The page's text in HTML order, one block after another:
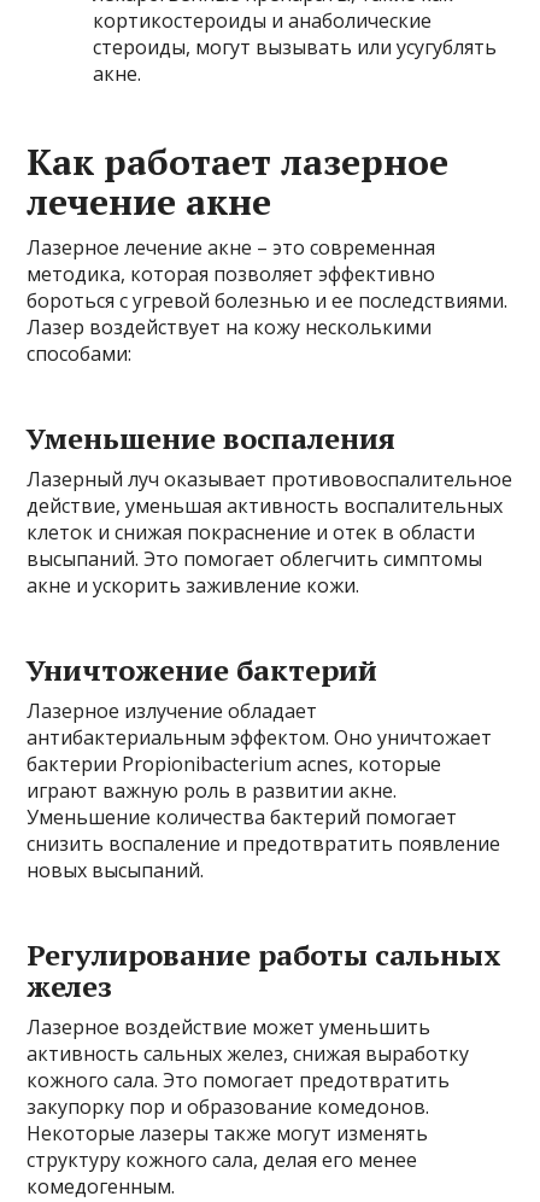
кортикостероиды и анаболические
стероиды, могут вызывать или усугублять
акне.
Как работает лазерное
лечение акне
Лазерное лечение акне – это современная
методика, которая позволяет эффективно
бороться с угревой болезнью и ее последствиями.
Лазер воздействует на кожу несколькими
способами:
Уменьшение воспаления
Лазерный луч оказывает противовоспалительное
действие, уменьшая активность воспалительных
клеток и снижая покраснение и отек в области
высыпаний. Это помогает облегчить симптомы
акне и ускорить заживление кожи.
Уничтожение бактерий
Лазерное излучение обладает
антибактериальным эффектом. Оно уничтожает
бактерии Propionibacterium acnes, которые
играют важную роль в развитии акне.
Уменьшение количества бактерий помогает
снизить воспаление и предотвратить появление
новых высыпаний.
Регулирование работы сальных
желез
Лазерное воздействие может уменьшить
активность сальных желез, снижая выработку
кожного сала. Это помогает предотвратить
закупорку пор и образование комедонов.
Некоторые лазеры также могут изменять
структуру кожного сала, делая его менее
комедогенным.